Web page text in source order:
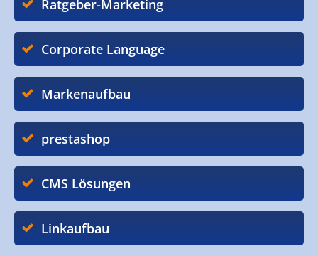
Ratgeber-Marketing
Corporate Language
Markenaufbau
prestashop
CMS Lösungen
Linkaufbau